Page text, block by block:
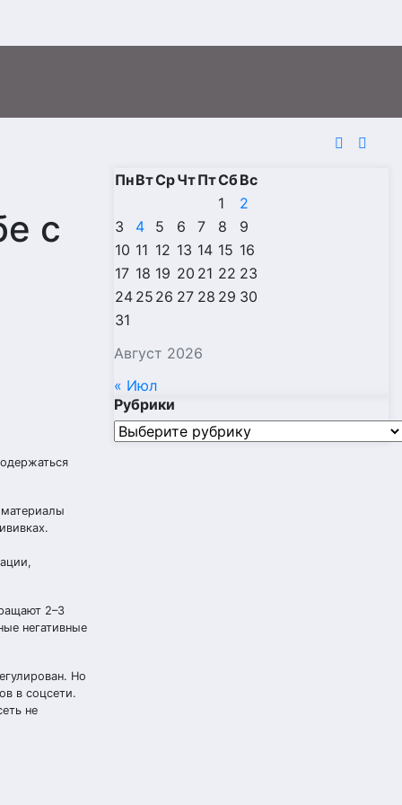
с
2–3
негативные
Но
в соцсети.
не
Август 2026
ПнВтСрЧтПтСбВс
1
2
3
4 5 6 7 8
9
10 11 12 13 14 15 16
17 18 19 20 21 22 23
24 25 26 27 28 29 30
31
« Июл
Рубрики
Рубрики